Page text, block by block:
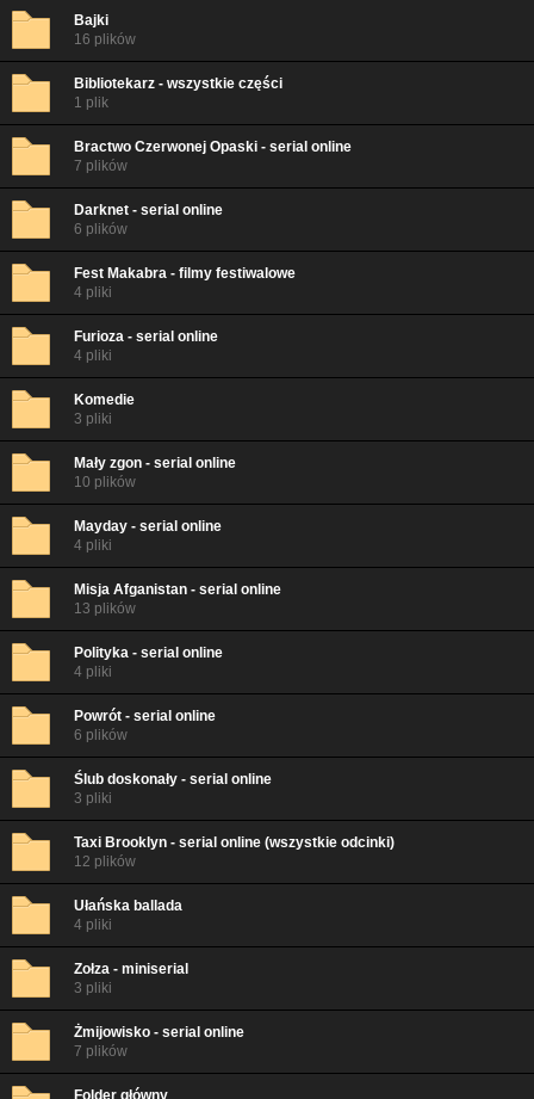
Bajki
16 plików
Bibliotekarz - wszystkie części
1 plik
Bractwo Czerwonej Opaski - serial online
7 plików
Darknet - serial online
6 plików
Fest Makabra - filmy festiwalowe
4 pliki
Furioza - serial online
4 pliki
Komedie
3 pliki
Mały zgon - serial online
10 plików
Mayday - serial online
4 pliki
Misja Afganistan - serial online
13 plików
Polityka - serial online
4 pliki
Powrót - serial online
6 plików
Ślub doskonały - serial online
3 pliki
Taxi Brooklyn - serial online (wszystkie odcinki)
12 plików
Ułańska ballada
4 pliki
Zołza - miniserial
3 pliki
Żmijowisko - serial online
7 plików
Folder główny